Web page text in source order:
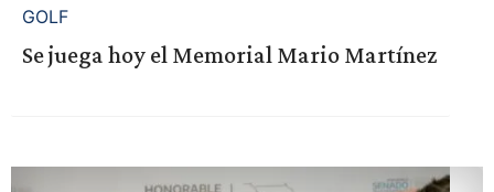
GOLF
Se juega hoy el Memorial Mario Martínez